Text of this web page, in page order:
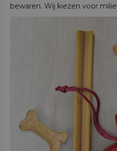
bewaren. Wij kiezen voor